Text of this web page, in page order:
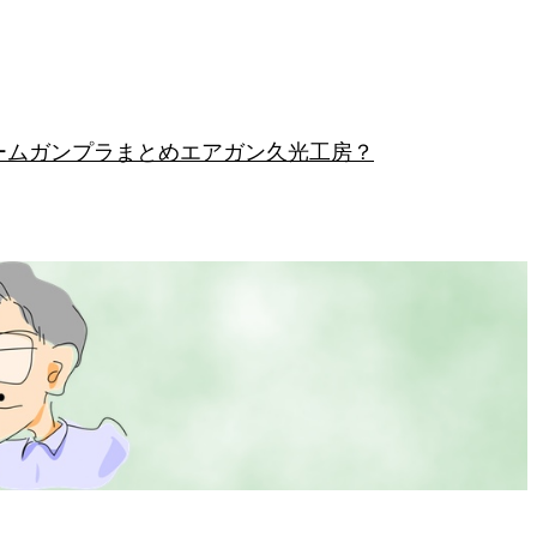
ムガンプラまとめエアガン久光工房？